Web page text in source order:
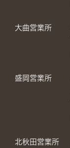
大曲営業所
盛岡営業所
北秋田営業所